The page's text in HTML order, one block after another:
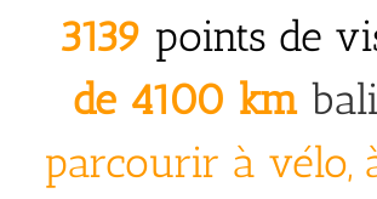
3139 points de
de 4100 km
parcourir à vélo,